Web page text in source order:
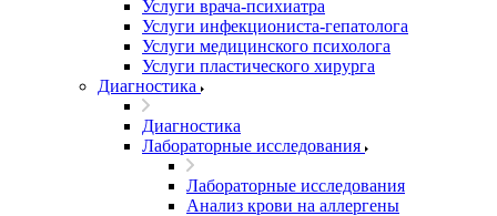
Услуги врача-психиатра
Услуги инфекциониста-гепатолога
Услуги медицинского психолога
Услуги пластического хирурга
Диагностика
Диагностика
Лабораторные исследования
Лабораторные исследования
Анализ крови на аллергены